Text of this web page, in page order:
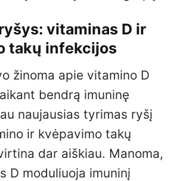
vitaminas D ir
takų infekcijos
žinoma apie vitamino D
bendrą imuninę
naujausias tyrimas ryšį
ir kvėpavimo takų
dar aiškiau. Manoma,
D moduliuoja imuninį